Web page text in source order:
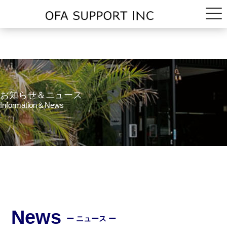
お知らせ＆ニュース
Information＆News
News ー ニュース ー